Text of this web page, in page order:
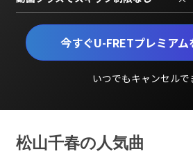
今すぐU-FRETプレミア
いつでもキャンセルで
松山千春の人気曲